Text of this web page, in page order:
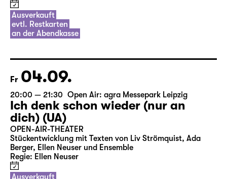
Ausverkauft
evtl. Restkarten
an der Abendkasse
Fr 04.09.
20:00 — 21:30 Open Air: agra Messepark Leipzig
Ich denk schon wieder (nur an
dich) (UA)
OPEN-AIR-THEATER
Stückentwicklung mit Texten von Liv Strömquist, Ada
Berger, Ellen Neuser und Ensemble
Regie: Ellen Neuser
Ausverkauft